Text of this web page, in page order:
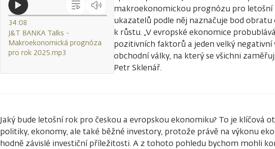
34:08
J&T BANKA Talks -
Makroekonomická prognóza
pro rok 2025.mp3
makroekonomickou prognózu pro letošní
ukazatelů podle něj naznačuje bod obratu
k růstu. „V evropské ekonomice
pozitivních faktorů a jeden velký negativní
obchodní války, na který se všichni
Petr Sklenář.
Jaký bude letošní rok pro českou a evropskou ekonomiku? To je klíčová
politiky, ekonomy, ale také běžné investory, protože právě na výkonu
hodně závislé investiční příležitosti. A z tohoto pohledu bychom mohli